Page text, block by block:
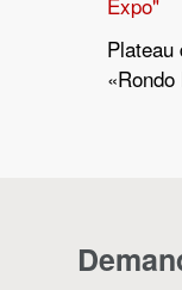
Plateau
«Rondo